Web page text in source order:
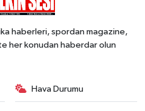
haberleri, spordan magazine,
her konudan haberdar olun
Hava Durumu